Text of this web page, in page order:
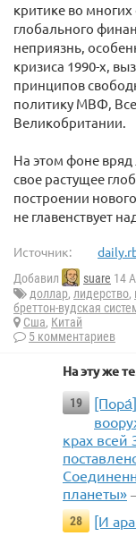
критике во
глобального
неприязнь,
кризиса 1990-х,
принципов
политику МВФ,
Великобритании.
На этом фоне вряд
свое растущее
построении
не главенствует
Источник:
Добавил suare 14
доллар, лидерство,
бреттон-вудская
Сша, Китай
5 комментариев
На эту же
19
крах всей
планеты»
28
[И